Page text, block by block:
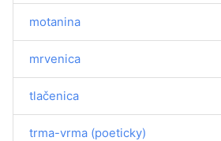
motanina
mrvenica
tlačenica
trma-vrma (poeticky)